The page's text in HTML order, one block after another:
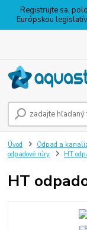
Registrujte sa,
Európskou
Úvod Odpad a
odpadové rúry
HT
HT